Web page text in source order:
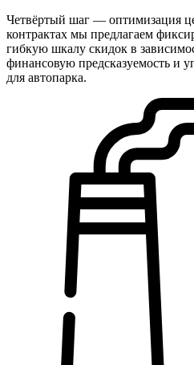
Четвёртый шаг — оптимизация
контрактах мы предлагаем
гибкую шкалу скидок в
финансовую предсказуемость и
для автопарка.